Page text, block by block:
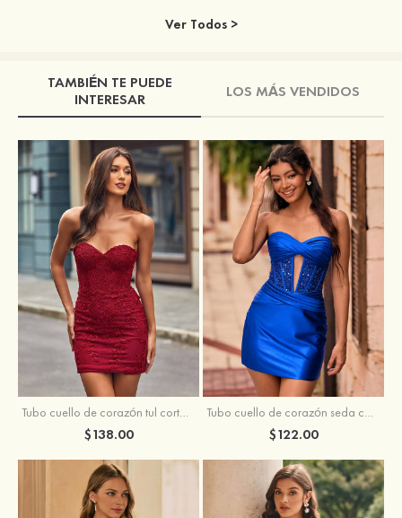
Ver Todos >
TAMBIÉN TE PUEDE
INTERESAR
LOS MÁS VENDIDOS
Tubo cuello de corazón tul corto/mini vestido para homecoming
$138.00
Tubo cuello de corazón seda como el satén corto vestido para homecoming
$122.00